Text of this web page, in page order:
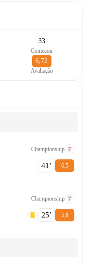
33
Começou
6,72
Avaliação
Championship
41‎’‎ 6,5
Championship
25‎’‎ 5,8